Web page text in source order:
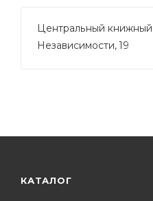
Центральный книжный
Независимости, 19
КАТАЛОГ